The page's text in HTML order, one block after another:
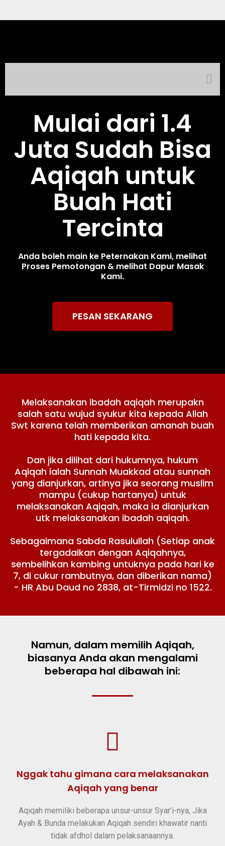
Mulai dari 1.4
Juta Sudah Bisa
Aqiqah untuk
Buah Hati
Tercinta
Anda boleh main ke Peternakan Kami, melihat
Proses Pemotongan & melihat Dapur Masak
Kami.
PESAN SEKARANG
Melaksanakan ibadah aqiqah merupakn
salah satu wujud syukur kita kepada Allah
Swt karena telah memberikan amanah buah
hati kepada kita.
Dan jika dilihat dari hukumnya, hukum
Aqiqah ialah Sunnah Muakkad atau sunnah
yang dianjurkan, artinya jika seorang muslim
mampu (cukup hartanya) untuk
melaksanakan Aqiqah, maka ia dianjurkan
utk melaksanakan ibadah aqiqah.
Sebagaimana Sabda Rasulullah (Setiap anak
tergadaikan dengan Aqiqahnya,
sembelihkan kambing untuknya pada hari ke
7, di cukur rambutnya, dan diberikan nama)
- HR Abu Daud no 2838, at-Tirmidzi no 1522.
Namun, dalam memilih Aqiqah,
biasanya Anda akan mengalami
beberapa hal dibawah ini:
Nggak tahu gimana cara melaksanakan
Aqiqah yang benar
Aqiqah memiliki beberapa unsur-unsur Syar’i-nya, Jika
Ayah & Bunda melakukan Aqiqah sendiri khawatir nanti
tidak afdhol dalam pelaksanaannya.​